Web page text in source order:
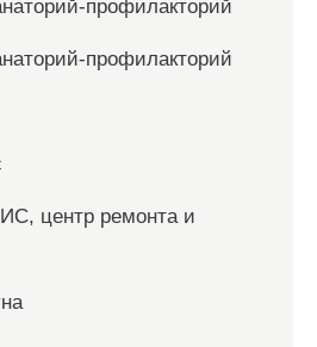
профилакторий
профилакторий
центр ремонта и